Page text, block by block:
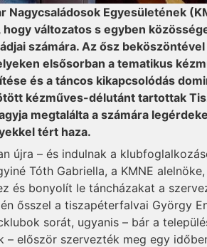
Nagycsaládosok Egyesületének
hogy változatos s egyben
számára. Az ősz
elsősorban a tematikus
és a táncos kikapcsolódás
kézműves-délutánt tartottak
megtalálta a számára
tért haza.
újra – és indulnak a
Tóth Gabriella, a KMNE
és bonyolít le táncházakat a
ősszel a tiszapéterfalvai György
sorát, ugyanis – bár a
– először szervezték meg egy